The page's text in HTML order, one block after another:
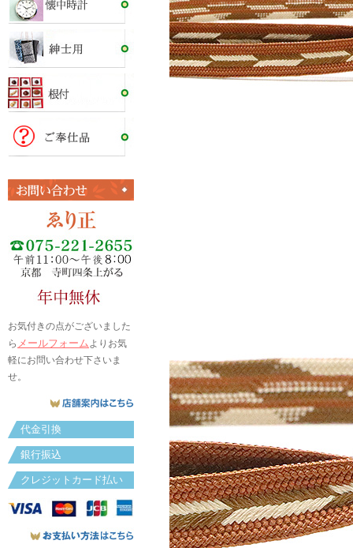
お気付きの点がございました
ら メールフォームよりお気
軽にお問い合わせ下さいま
せ。
代金引換
銀行振込
クレジットカード払い